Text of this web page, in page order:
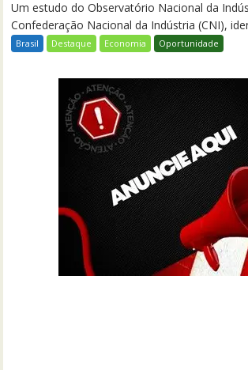
Um estudo do Observatório Nacional da
Confederação Nacional da Indústria (CNI),
Brasil Destaque Economia Oportunidade